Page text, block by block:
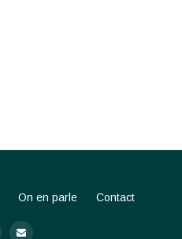
On en parle Contact